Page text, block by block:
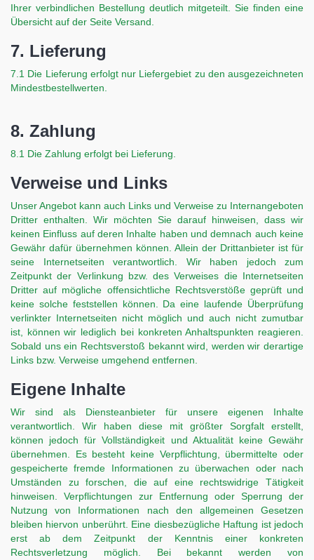
Ihrer verbindlichen Bestellung deutlich mitgeteilt. Sie finden eine
Übersicht auf der Seite Versand.
7. Lieferung
7.1 Die Lieferung erfolgt nur Liefergebiet zu den ausgezeichneten
Mindestbestellwerten.
8. Zahlung
8.1 Die Zahlung erfolgt bei Lieferung.
Verweise und Links
Unser Angebot kann auch Links und Verweise zu Internangeboten
Dritter enthalten. Wir möchten Sie darauf hinweisen, dass wir
keinen Einfluss auf deren Inhalte haben und demnach auch keine
Gewähr dafür übernehmen können. Allein der Drittanbieter ist für
seine Internetseiten verantwortlich. Wir haben jedoch zum
Zeitpunkt der Verlinkung bzw. des Verweises die Internetseiten
Dritter auf mögliche offensichtliche Rechtsverstöße geprüft und
keine solche feststellen können. Da eine laufende Überprüfung
verlinkter Internetseiten nicht möglich und auch nicht zumutbar
ist, können wir lediglich bei konkreten Anhaltspunkten reagieren.
Sobald uns ein Rechtsverstoß bekannt wird, werden wir derartige
Links bzw. Verweise umgehend entfernen.
Eigene Inhalte
Wir sind als Diensteanbieter für unsere eigenen Inhalte
verantwortlich. Wir haben diese mit größter Sorgfalt erstellt,
können jedoch für Vollständigkeit und Aktualität keine Gewähr
übernehmen. Es besteht keine Verpflichtung, übermittelte oder
gespeicherte fremde Informationen zu überwachen oder nach
Umständen zu forschen, die auf eine rechtswidrige Tätigkeit
hinweisen. Verpflichtungen zur Entfernung oder Sperrung der
Nutzung von Informationen nach den allgemeinen Gesetzen
bleiben hiervon unberührt. Eine diesbezügliche Haftung ist jedoch
erst ab dem Zeitpunkt der Kenntnis einer konkreten
Rechtsverletzung möglich. Bei bekannt werden von